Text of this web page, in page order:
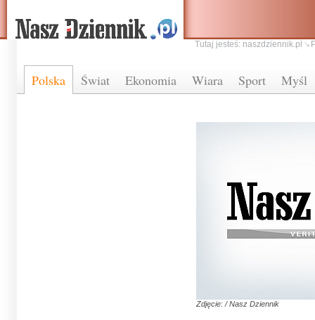
Polska Świat Ekonomia Wiara Sport Myśl
Tutaj jesteś: naszdziennik.pl
Zdjęcie: / Nasz Dziennik